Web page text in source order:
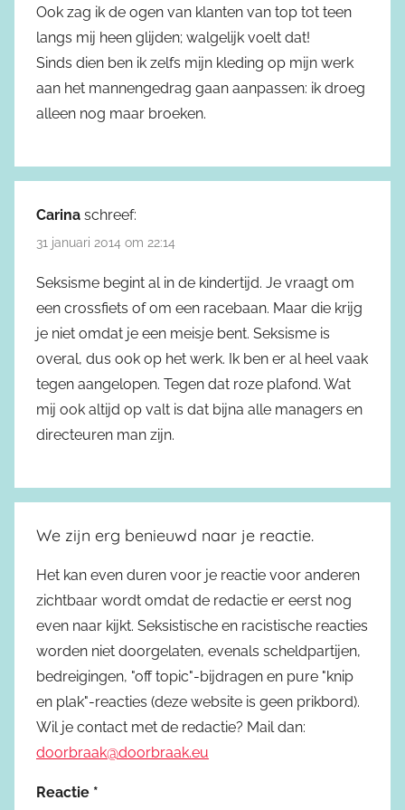
Ook zag ik de ogen van klanten van top tot teen
langs mij heen glijden; walgelijk voelt dat!
Sinds dien ben ik zelfs mijn kleding op mijn werk
aan het mannengedrag gaan aanpassen: ik droeg
alleen nog maar broeken.
Carina schreef:
31 januari 2014 om 22:14
Seksisme begint al in de kindertijd. Je vraagt om
een crossfiets of om een racebaan. Maar die krijg
je niet omdat je een meisje bent. Seksisme is
overal, dus ook op het werk. Ik ben er al heel vaak
tegen aangelopen. Tegen dat roze plafond. Wat
mij ook altijd op valt is dat bijna alle managers en
directeuren man zijn.
We zijn erg benieuwd naar je reactie.
Het kan even duren voor je reactie voor anderen
zichtbaar wordt omdat de redactie er eerst nog
even naar kijkt. Seksistische en racistische reacties
worden niet doorgelaten, evenals scheldpartijen,
bedreigingen, "off topic"-bijdragen en pure "knip
en plak"-reacties (deze website is geen prikbord).
Wil je contact met de redactie? Mail dan:
doorbraak@doorbraak.eu
Reactie *